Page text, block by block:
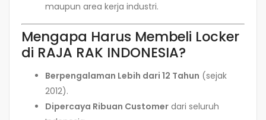
maupun area kerja industri.
Mengapa Harus Membeli Locker
di RAJA RAK INDONESIA?
Berpengalaman Lebih dari 12 Tahun (sejak
2012).
Dipercaya Ribuan Customer dari seluruh